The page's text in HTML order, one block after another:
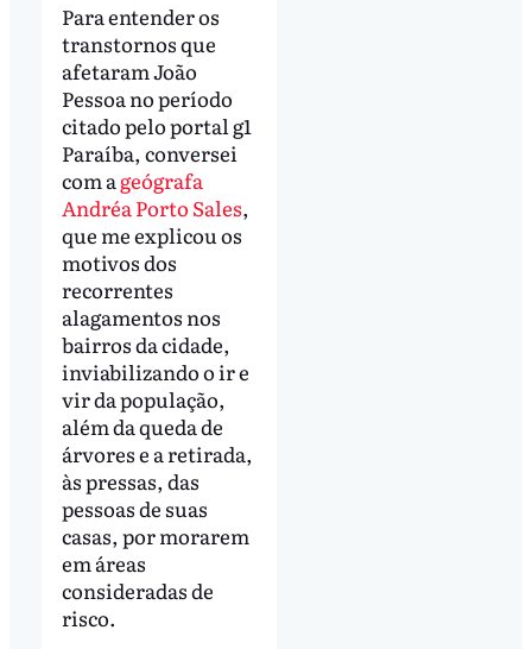
Para entender os
transtornos que
afetaram João
Pessoa no período
citado pelo portal g1
Paraíba, conversei
com ageógrafa
Andréa Porto Sales,
que me explicou os
motivos dos
recorrentes
alagamentos nos
bairros da cidade,
inviabilizando o ir e
vir da população,
além da queda de
árvores e a retirada,
às pressas, das
pessoas de suas
casas, por morarem
em áreas
consideradas de
risco.